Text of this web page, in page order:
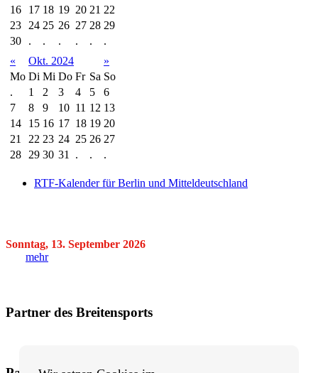
16
17 18 19 20 21 22
23
24 25 26 27 28 29
30
. . . . .
.
«
Okt. 2024
»
Mo Di Mi Do Fr Sa So
.
1 2 3 4 5
6
7
8 9 10 11 12 13
14
15 16 17 18 19 20
21
22 23 24 25 26 27
28
29 30 31 . . .
RTF-Kalender für Berlin und Mitteldeutschland
Sonntag, 13. September 2026
mehr
Partner des Breitensports